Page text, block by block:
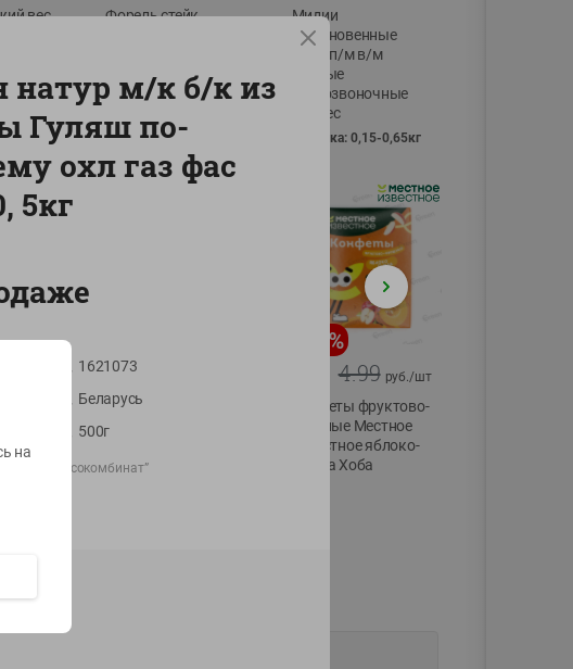
вес
Форель стейк
фасовка:0,15-0,6кг
Мидии
обыкновенные
мясо п/м в/м
водные
беспозвоночные
Vici вес
фасовка: 0,15-0,65кг
5.99
Яйца перепелиные
копченые
Местное известное
%
4.99 руб./шт
Конфеты фруктово-
ягодные Местное
известное яблоко-
тыква Хоба
м/к б/к из
Гуляш по-
охл газ фас
5кг
1621073
Беларусь
500г
мясокомбинат”
на